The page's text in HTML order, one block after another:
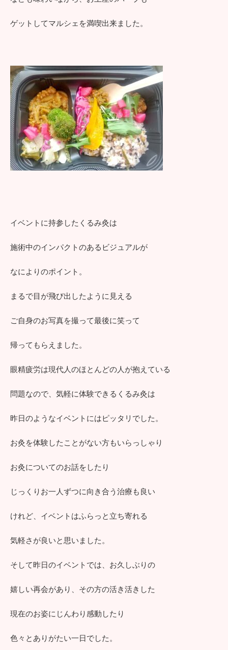
ゲットしてマルシェを満喫出来ました。
イベントに持参したくるみ灸は
施術中のインパクトのあるビジュアルが
なによりのポイント。
まるで目が飛び出したように見える
ご自身のお写真を撮って最後に笑って
帰ってもらえました。
眼精疲労は現代人のほとんどの人が抱えている
問題なので、気軽に体験できるくるみ灸は
昨日のようなイベントにはピッタリでした。
お灸を体験したことがない方もいらっしゃり
お灸についてのお話をしたり
じっくりお一人ずつに向き合う治療も良い
けれど、イベントはふらっと立ち寄れる
気軽さが良いと思いました。
そして昨日のイベントでは、お久しぶりの
嬉しい再会があり、その方の活き活きした
現在のお姿にじんわり感動したり
色々とありがたい一日でした。